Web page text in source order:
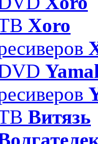
Xoro
Витязь